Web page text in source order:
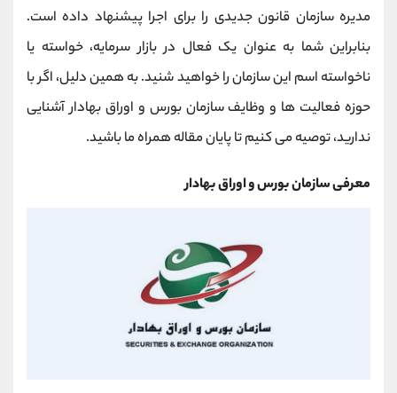
مدیره سازمان قانون جدیدی را برای اجرا پیشنهاد داده است.
بنابراین شما به عنوان یک فعال در بازار سرمایه، خواسته یا
ناخواسته اسم این سازمان را خواهید شنید. به همین دلیل، اگر با
حوزه فعالیت ها و وظایف سازمان بورس و اوراق بهادار آشنایی
ندارید، توصیه می کنیم تا پایان مقاله همراه ما باشید.
معرفی سازمان بورس و اوراق بهادار
@alirezamehrabi_com